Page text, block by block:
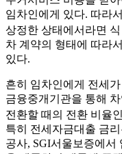
임차인에게 있다. 따라
상정한 상태에서라면
차 계약의 형태에 따라
있다.
흔히 임차인에게 전세
금융중개기관을 통해
전환할 때의 전환 비율
특히 전세자금대출 금
공사, SGI서울보증에서